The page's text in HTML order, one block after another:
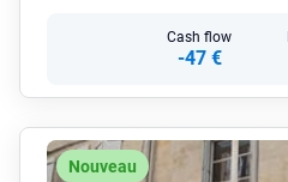
Cash flow
-47 €
Nouveau